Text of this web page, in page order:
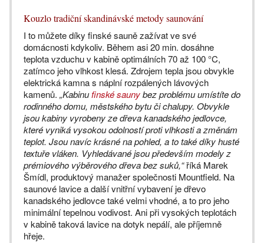
Kouzlo tradiční skandinávské metody saunování
I to můžete díky finské sauně zažívat ve své
domácnosti kdykoliv. Během asi 20 min. dosáhne
teplota vzduchu v kabině optimálních 70 až 100 °C,
zatímco jeho vlhkost klesá. Zdrojem tepla jsou obvykle
elektrická kamna s náplní rozpálených lávových
kamenů. „Kabinufinské saunybez problému umístíte do
rodinného domu, městského bytu či chalupy. Obvykle
jsou kabiny vyrobeny ze dřeva kanadského jedlovce,
které vyniká vysokou odolností proti vlhkosti a změnám
teplot. Jsou navíc krásné na pohled, a to také díky husté
textuře vláken. Vyhledávané jsou především modely z
prémiového výběrového dřeva bez suků,“říká Marek
Šmídl, produktový manažer společnosti Mountfield. Na
saunové lavice a další vnitřní vybavení je dřevo
kanadského jedlovce také velmi vhodné, a to pro jeho
minimální tepelnou vodivost. Ani při vysokých teplotách
v kabině taková lavice na dotyk nepálí, ale příjemně
hřeje.